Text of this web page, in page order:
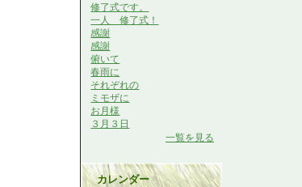
修了式です。
一人 修了式！
感謝
感謝
俯いて
春雨に
それぞれの
ミモザに
お月様
３月３日
一覧を見る
カレンダー